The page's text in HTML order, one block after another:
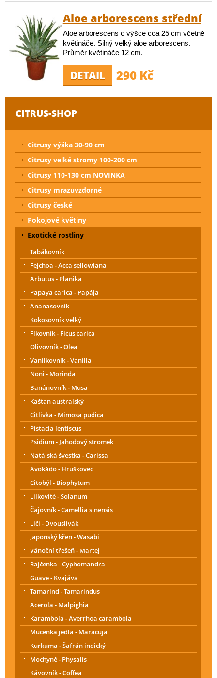
Aloe arborescens střední
Aloe arborescens o výšce cca 25 cm včetně
květináče. Silný velký aloe arborescens.
Průměr květináče 12 cm.
DETAIL 290 Kč
CITRUS-SHOP
Citrusy výška 30-90 cm
Citrusy velké stromy 100-200 cm
Citrusy 110-130 cm NOVINKA
Citrusy mrazuvzdorné
Citrusy české
Pokojové květiny
Exotické rostliny
Tabákovník
Fejchoa - Acca sellowiana
Arbutus - Planika
Papaya carica - Papája
Ananasovník
Kokosovník velký
Fíkovník - Ficus carica
Olivovník - Olea
Vanilkovník - Vanilla
Noni - Morinda
Banánovník - Musa
Kaštan australský
Citlivka - Mimosa pudica
Pistacia lentiscus
Psidium - Jahodový stromek
Natálská švestka - Carissa
Avokádo - Hruškovec
Citobýl - Biophytum
Lilkovité - Solanum
Čajovník - Camellia sinensis
Liči - Dvouslivák
Japonský křen - Wasabi
Vánoční třešeň - Martej
Rajčenka - Cyphomandra
Guave - Kvajáva
Tamarind - Tamarindus
Acerola - Malpighia
Karambola - Averrhoa carambola
Mučenka jedlá - Maracuja
Kurkuma - Šafrán indický
Mochyně - Physalis
Kávovník - Coffea